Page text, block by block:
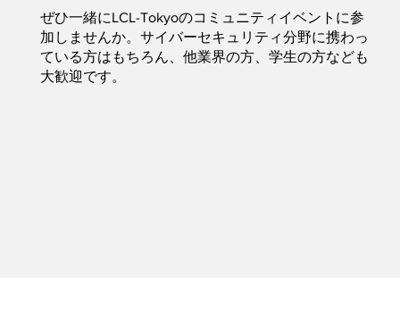
ぜひ一緒にLCL-Tokyoのコミュニティイベントに参
加しませんか。サイバーセキュリティ分野に携わっ
ている方はもちろん、他業界の方、学生の方なども
大歓迎です。